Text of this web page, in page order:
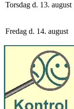
Torsdag d. 13. august
Fredag d. 14. august